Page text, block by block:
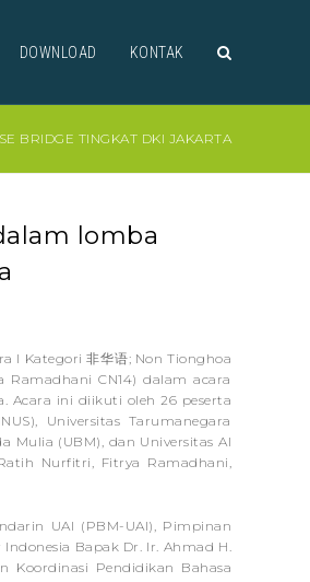
DOWNLOAD KONTAK
BRIDGE TINGKAT DKI JAKARTA
lomba
I Kategori 非华语; Non Tionghoa
Ramadhani CN14) dalam acara
Acara ini diikuti oleh 26 peserta
Universitas Tarumanegara
Mulia (UBM), dan Universitas Al
Nurfitri, Fitrya Ramadhani,
UAI (PBM-UAI), Pimpinan
Bapak Dr. Ir. Ahmad H.
Koordinasi Pendidikan Bahasa